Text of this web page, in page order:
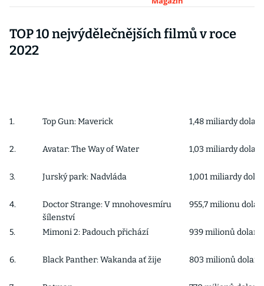
TOP 10 nejvýdělečnějších filmů v roce
2022
1. Top Gun: Maverick 1,48 miliardy dolarů
2. Avatar: The Way of Water 1,03 miliardy dolarů
3. Jurský park: Nadvláda 1,001 miliardy
4.
Doctor Strange: V mnohovesmíru
šílenství
955,7 milionu
5. Mimoni 2: Padouch přichází 939 milionů dolarů
6. Black Panther: Wakanda ať žije 803 milionů dolarů